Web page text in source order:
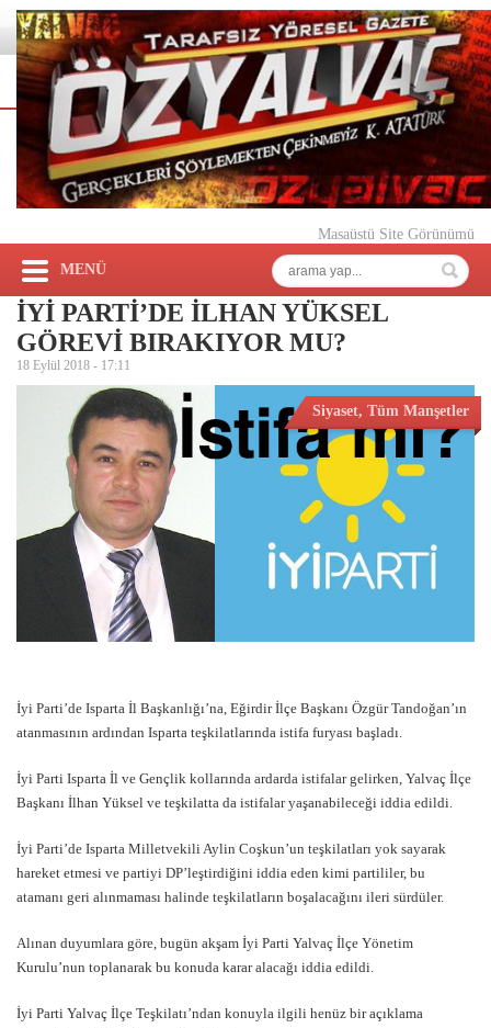
Masaüstü Site Görünümü
MENÜ
İYİ PARTİ’DE İLHAN YÜKSEL
GÖREVİ BIRAKIYOR MU?
18 Eylül 2018 - 17:11
Siyaset, Tüm Manşetler
İyi Parti’de Isparta İl Başkanlığı’na, Eğirdir İlçe Başkanı Özgür Tandoğan’ın
atanmasının ardından Isparta teşkilatlarında istifa furyası başladı.
İyi Parti Isparta İl ve Gençlik kollarında ardarda istifalar gelirken, Yalvaç İlçe
Başkanı İlhan Yüksel ve teşkilatta da istifalar yaşanabileceği iddia edildi.
İyi Parti’de Isparta Milletvekili Aylin Coşkun’un teşkilatları yok sayarak
hareket etmesi ve partiyi DP’leştirdiğini iddia eden kimi partililer, bu
atamanı geri alınmaması halinde teşkilatların boşalacağını ileri sürdüler.
Alınan duyumlara göre, bugün akşam İyi Parti Yalvaç İlçe Yönetim
Kurulu’nun toplanarak bu konuda karar alacağı iddia edildi.
İyi Parti Yalvaç İlçe Teşkilatı’ndan konuyla ilgili henüz bir açıklama